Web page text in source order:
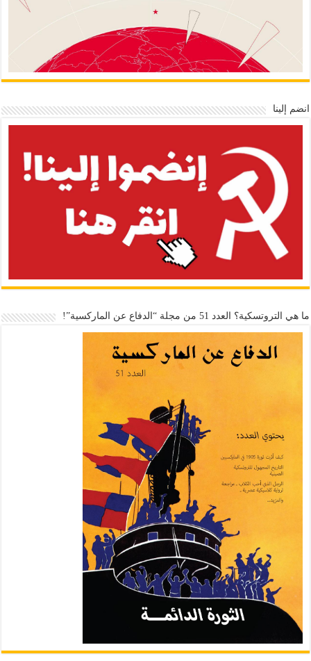
انضم إلينا
ما هي التروتسكية؟ العدد 51 من مجلة “الدفاع عن الماركسية”!